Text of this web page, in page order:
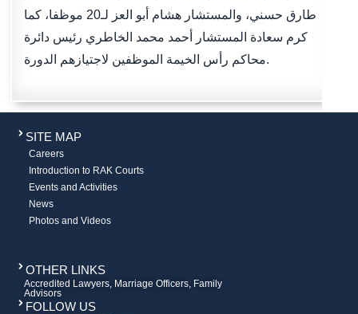
طارق حسني، والمستشار هشام أبو العز لـ20 موظفا، كما
كرم سعادة المستشار أحمد محمد الخاطري رئيس دائرة
محاكم رأس الخيمة الموظفين لاجتيازهم الدورة.
SITE MAP
Careers
Introduction to RAK Courts
Events and Activities
News
Photos and Videos
OTHER LINKS
Accredited Lawyers, Marriage Officers, Family
Advisors
FOLLOW US